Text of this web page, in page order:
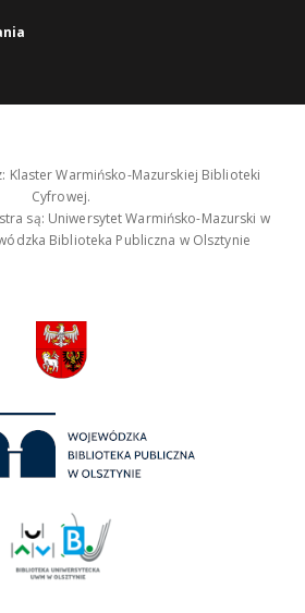
Klaster Warmińsko-Mazurskiej Biblioteki
Cyfrowej.
są: Uniwersytet Warmińsko-Mazurski w
Biblioteka Publiczna w Olsztynie